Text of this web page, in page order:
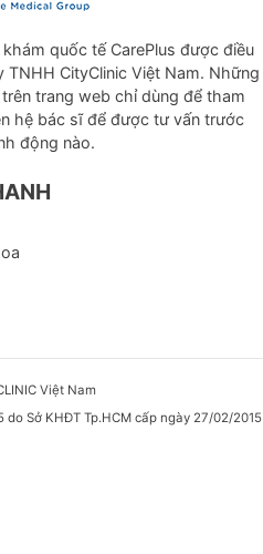
quốc tế CarePlus được điều
TNHH CityClinic Việt Nam. Những
trang web chỉ dùng để tham
hệ bác sĩ để được tư vấn trước
động nào.
Việt Nam
do Sở KHĐT Tp.HCM cấp ngày 27/02/2015